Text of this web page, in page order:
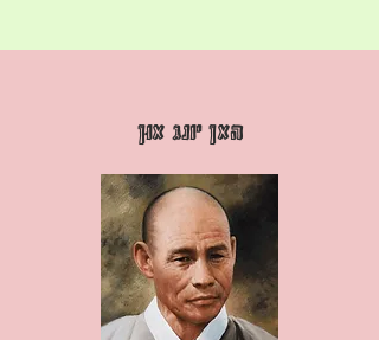
הַאן יוֹנְג אוּן